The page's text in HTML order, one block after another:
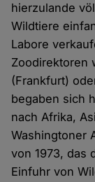
hierzulande
Wildtiere
Labore
Zoodirektoren
(Frankfurt)
begaben sich
nach Afrika,
Washingtoner
von 1973, das
Einfuhr von